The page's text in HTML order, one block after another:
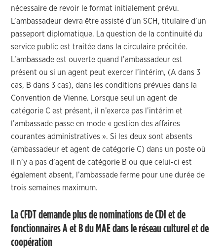
nécessaire de revoir le format initialement prévu.
L’ambassadeur devra être assisté d’un SCH, titulaire d’un
passeport diplomatique. La question de la continuité du
service public est traitée dans la circulaire précitée.
L’ambassade est ouverte quand l’ambassadeur est
présent ou si un agent peut exercer l’intérim, (A dans 3
cas, B dans 3 cas), dans les conditions prévues dans la
Convention de Vienne. Lorsque seul un agent de
catégorie C est présent, il n’exerce pas l’intérim et
l’ambassade passe en mode « gestion des affaires
courantes administratives ». Si les deux sont absents
(ambassadeur et agent de catégorie C) dans un poste où
il n’y a pas d’agent de catégorie B ou que celui-ci est
également absent, l’ambassade ferme pour une durée de
trois semaines maximum.
La CFDT demande plus de nominations de CDI et de
fonctionnaires A et B du MAE dans le réseau culturel et de
coopération